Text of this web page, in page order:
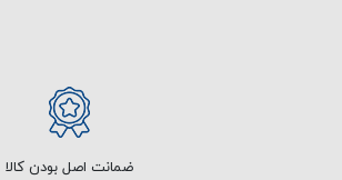
ضمانت اصل بودن کالا